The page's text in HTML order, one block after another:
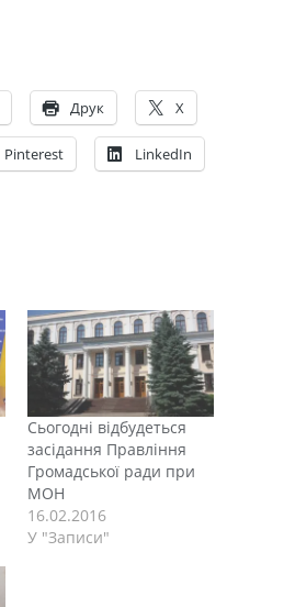
Друк X
Pinterest LinkedIn
Сьогодні відбудеться
засідання Правління
Громадської ради при
МОН
16.02.2016
У "Записи"